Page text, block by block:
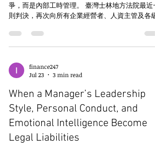
爭，而是內部工時管理。 臺灣士林地方法院最近一
則判決，再次向所有企業經營者、人資主管及各級
工作負荷管理 與 職業安全衛生管理，即使員工沒
正式申請加班，公司仍可能因被認定為過勞職災而
到四個月，即因急性腦中風造成永久失能。法院最
終認定，公司違反保護勞工健康義務，判決應賠償
不只是有沒有支付加班費，而是是否真正落實 勞動
法遵、工時管理、職業安全衛生、過勞預防、風險
管理。 勞動法令遵循教育訓練、董事會成員進修時
數認證、職場霸凌性騷擾外部委員、訴訟調解程序
代理請洽：業鑫法律事務所窗口（電話02-
finance247
Jul 23
3 min read
When a Manager’s Leadership
Style, Personal Conduct, and
Emotional Intelligence Become
Legal Liabilities